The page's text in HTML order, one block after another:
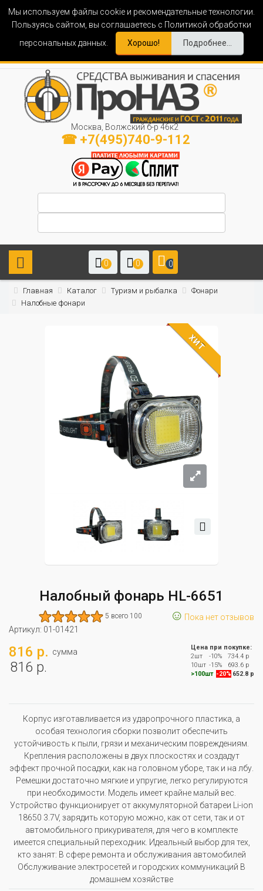
Мы используем файлы cookie и рекомендательные технологии.
Пользуясь сайтом, вы соглашаетесь с Политикой обработки
персональных данных.
Хорошо! Подробнее...
Москва, Волжский б-р 46к2
☎ +7(495)740-9-112
0 0 0
Главная Каталог Туризм и рыбалка
Фонари
Налобные фонари
ХИТ
Налобный фонарь HL-6651
5 всего 100 ☺ Пока нет отзывов
Артикул: 01-01421
816 р. сумма
816 р.
Цена при покупке:
2шт
-10%
734.4 р
10шт -15%
693.6 р
>100шт -20% 652.8 р
Корпус изготавливается из ударопрочного пластика, а
особая технология сборки позволит обеспечить
устойчивость к пыли, грязи и механическим повреждениям.
Крепления расположены в двух плоскостях и создадут
эффект прочной посадки, как на головном уборе, так и на лбу.
Ремешки достаточно мягкие и упругие, легко регулируются
при необходимости. Модель имеет крайне малый вес.
Устройство функционирует от аккумуляторной батареи Li-ion
18650 3.7V, зарядить которую можно, как от сети, так и от
автомобильного прикуривателя, для чего в комплекте
имеется специальный переходник. Идеальный выбор для тех,
кто занят: В сфере ремонта и обслуживания автомобилей
Обслуживание электросетей и городских коммуникаций В
домашнем хозяйстве